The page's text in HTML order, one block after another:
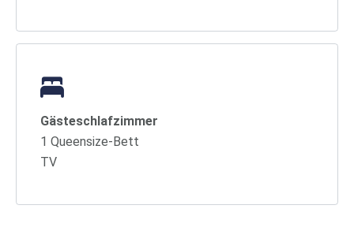
Gästeschlafzimmer
1 Queensize-Bett
TV